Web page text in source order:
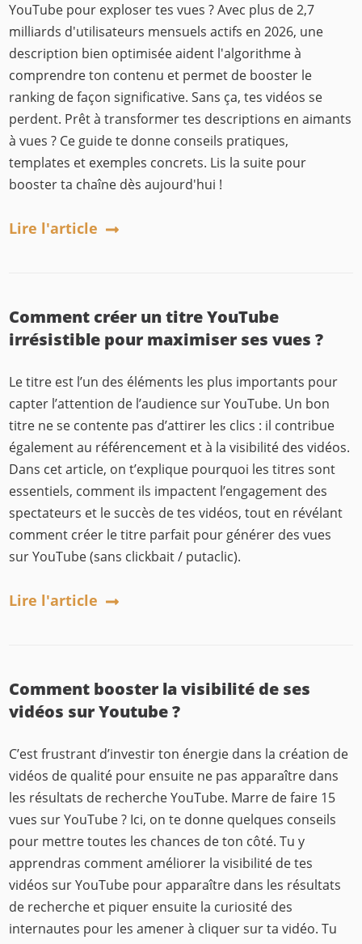
YouTube pour exploser tes vues ? Avec plus de 2,7
milliards d'utilisateurs mensuels actifs en 2026, une
description bien optimisée aident l'algorithme à
comprendre ton contenu et permet de booster le
ranking de façon significative. Sans ça, tes vidéos se
perdent. Prêt à transformer tes descriptions en aimants
à vues ? Ce guide te donne conseils pratiques,
templates et exemples concrets. Lis la suite pour
booster ta chaîne dès aujourd'hui !
Lire l'article
Comment créer un titre YouTube
irrésistible pour maximiser ses vues ?
Le titre est l’un des éléments les plus importants pour
capter l’attention de l’audience sur YouTube. Un bon
titre ne se contente pas d’attirer les clics : il contribue
également au référencement et à la visibilité des vidéos.
Dans cet article, on t’explique pourquoi les titres sont
essentiels, comment ils impactent l’engagement des
spectateurs et le succès de tes vidéos, tout en révélant
comment créer le titre parfait pour générer des vues
sur YouTube (sans clickbait / putaclic).
Lire l'article
Comment booster la visibilité de ses
vidéos sur Youtube ?
C’est frustrant d’investir ton énergie dans la création de
vidéos de qualité pour ensuite ne pas apparaître dans
les résultats de recherche YouTube. Marre de faire 15
vues sur YouTube ? Ici, on te donne quelques conseils
pour mettre toutes les chances de ton côté. Tu y
apprendras comment améliorer la visibilité de tes
vidéos sur YouTube pour apparaître dans les résultats
de recherche et piquer ensuite la curiosité des
internautes pour les amener à cliquer sur ta vidéo. Tu